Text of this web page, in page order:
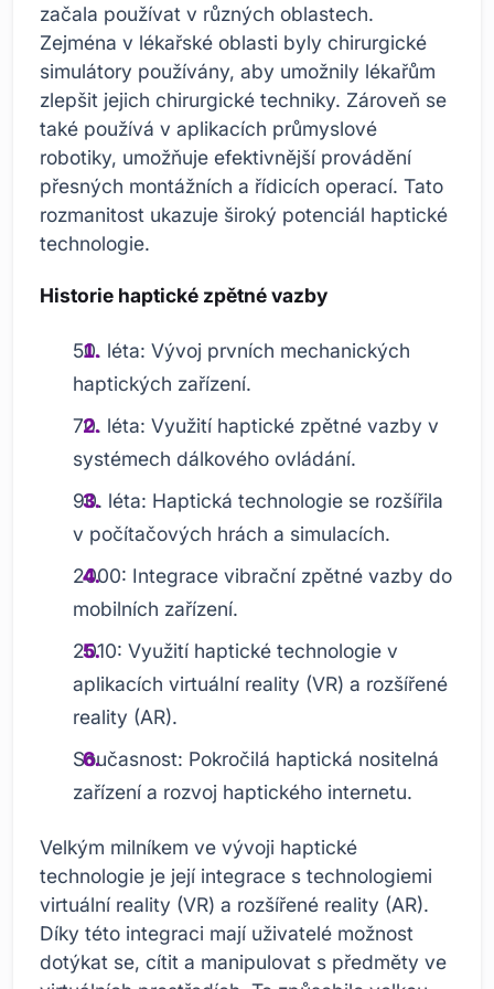
začala používat v různých oblastech.
Zejména v lékařské oblasti byly chirurgické
simulátory používány, aby umožnily lékařům
zlepšit jejich chirurgické techniky. Zároveň se
také používá v aplikacích průmyslové
robotiky, umožňuje efektivnější provádění
přesných montážních a řídicích operací. Tato
rozmanitost ukazuje široký potenciál haptické
technologie.
Historie haptické zpětné vazby
50. léta: Vývoj prvních mechanických
haptických zařízení.
70. léta: Využití haptické zpětné vazby v
systémech dálkového ovládání.
90. léta: Haptická technologie se rozšířila
v počítačových hrách a simulacích.
2000: Integrace vibrační zpětné vazby do
mobilních zařízení.
2010: Využití haptické technologie v
aplikacích virtuální reality (VR) a rozšířené
reality (AR).
Současnost: Pokročilá haptická nositelná
zařízení a rozvoj haptického internetu.
Velkým milníkem ve vývoji haptické
technologie je její integrace s technologiemi
virtuální reality (VR) a rozšířené reality (AR).
Díky této integraci mají uživatelé možnost
dotýkat se, cítit a manipulovat s předměty ve